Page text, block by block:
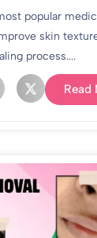
popular
skin
process....
Read